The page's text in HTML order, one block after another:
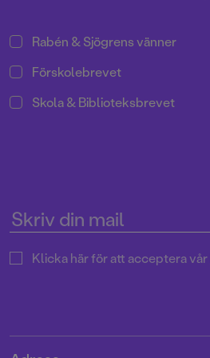
Rabén & Sjögrens vänner
Förskolebrevet
Skola & Biblioteksbrevet
Klicka här för att acceptera vår